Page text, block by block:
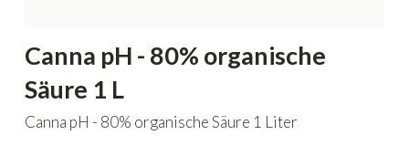
Canna pH - 80% organische
Säure 1 L
Canna pH - 80% organische Säure 1 Liter